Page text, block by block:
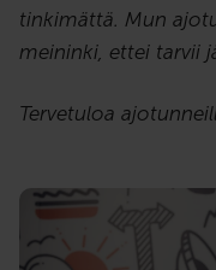
tinkimättä. Mun
meininki, ettei tarvii
Tervetuloa